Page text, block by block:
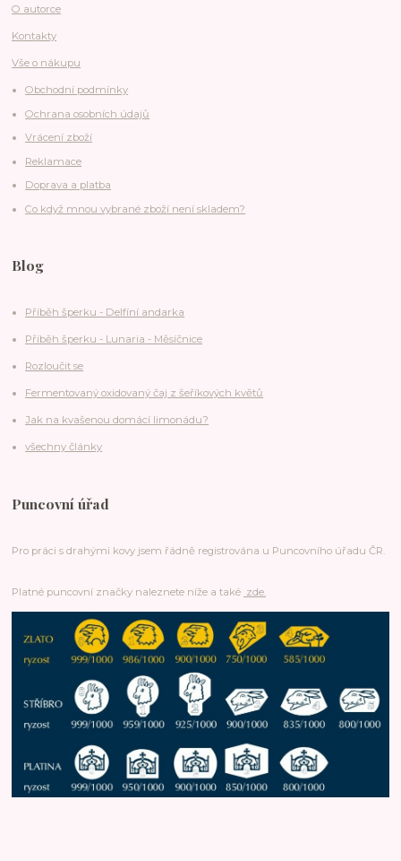
O autorce
Kontakty
Vše o nákupu
Obchodní podmínky
Ochrana osobních údajů
Vrácení zboží
Reklamace
Doprava a platba
Co když mnou vybrané zboží není skladem?
Blog
Příběh šperku - Delfíní andarka
Příběh šperku - Lunaria - Měsíčnice
Rozloučit se
Fermentovaný oxidovaný čaj z šeříkových květů
Jak na kvašenou domácí limonádu?
všechny články
Puncovní úřad
Pro práci s drahými kovy jsem řádně registrována u Puncovního úřadu ČR.
Platné puncovní značky naleznete níže a také zde.